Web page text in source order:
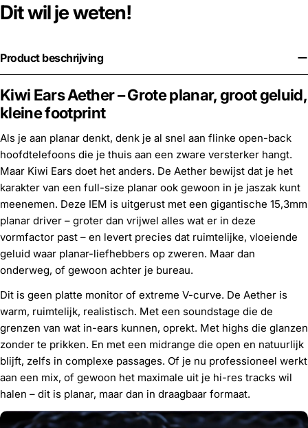
Dit wil je weten!
Product beschrijving
Kiwi Ears Aether – Grote planar, groot geluid,
kleine footprint
Als je aan planar denkt, denk je al snel aan flinke open-back
hoofdtelefoons die je thuis aan een zware versterker hangt.
Maar Kiwi Ears doet het anders. De Aether bewijst dat je het
karakter van een full-size planar ook gewoon in je jaszak kunt
meenemen. Deze IEM is uitgerust met een gigantische 15,3mm
planar driver – groter dan vrijwel alles wat er in deze
vormfactor past – en levert precies dat ruimtelijke, vloeiende
geluid waar planar-liefhebbers op zweren. Maar dan
onderweg, of gewoon achter je bureau.
Dit is geen platte monitor of extreme V-curve. De Aether is
warm, ruimtelijk, realistisch. Met een soundstage die de
grenzen van wat in-ears kunnen, oprekt. Met highs die glanzen
zonder te prikken. En met een midrange die open en natuurlijk
blijft, zelfs in complexe passages. Of je nu professioneel werkt
aan een mix, of gewoon het maximale uit je hi-res tracks wil
halen – dit is planar, maar dan in draagbaar formaat.